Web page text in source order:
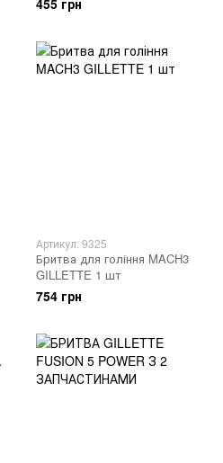
455 грн
Артикул: 9325
Бритва для гоління MACH3
GILLETTE 1 шт
754 грн